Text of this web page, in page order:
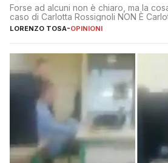
Forse ad alcuni non è chiaro, ma la
caso di Carlotta Rossignoli NON È
LORENZO TOSA-OPINIONI